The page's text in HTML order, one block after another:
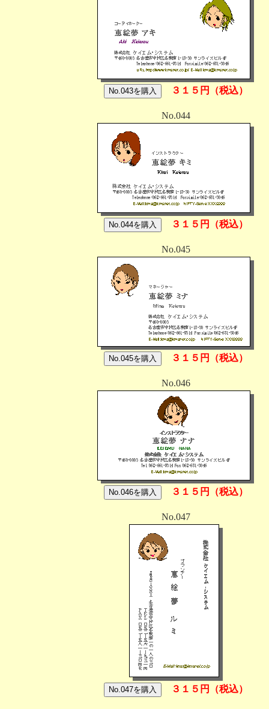
３１５円（税込）
No.044
３１５円（税込）
No.045
３１５円（税込）
No.046
３１５円（税込）
No.047
３１５円（税込）